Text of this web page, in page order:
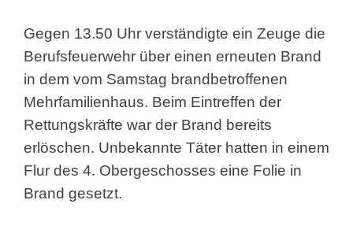
Gegen 13.50 Uhr verständigte ein Zeuge die
Berufsfeuerwehr über einen erneuten Brand
in dem vom Samstag brandbetroffenen
Mehrfamilienhaus. Beim Eintreffen der
Rettungskräfte war der Brand bereits
erlöschen. Unbekannte Täter hatten in einem
Flur des 4. Obergeschosses eine Folie in
Brand gesetzt.